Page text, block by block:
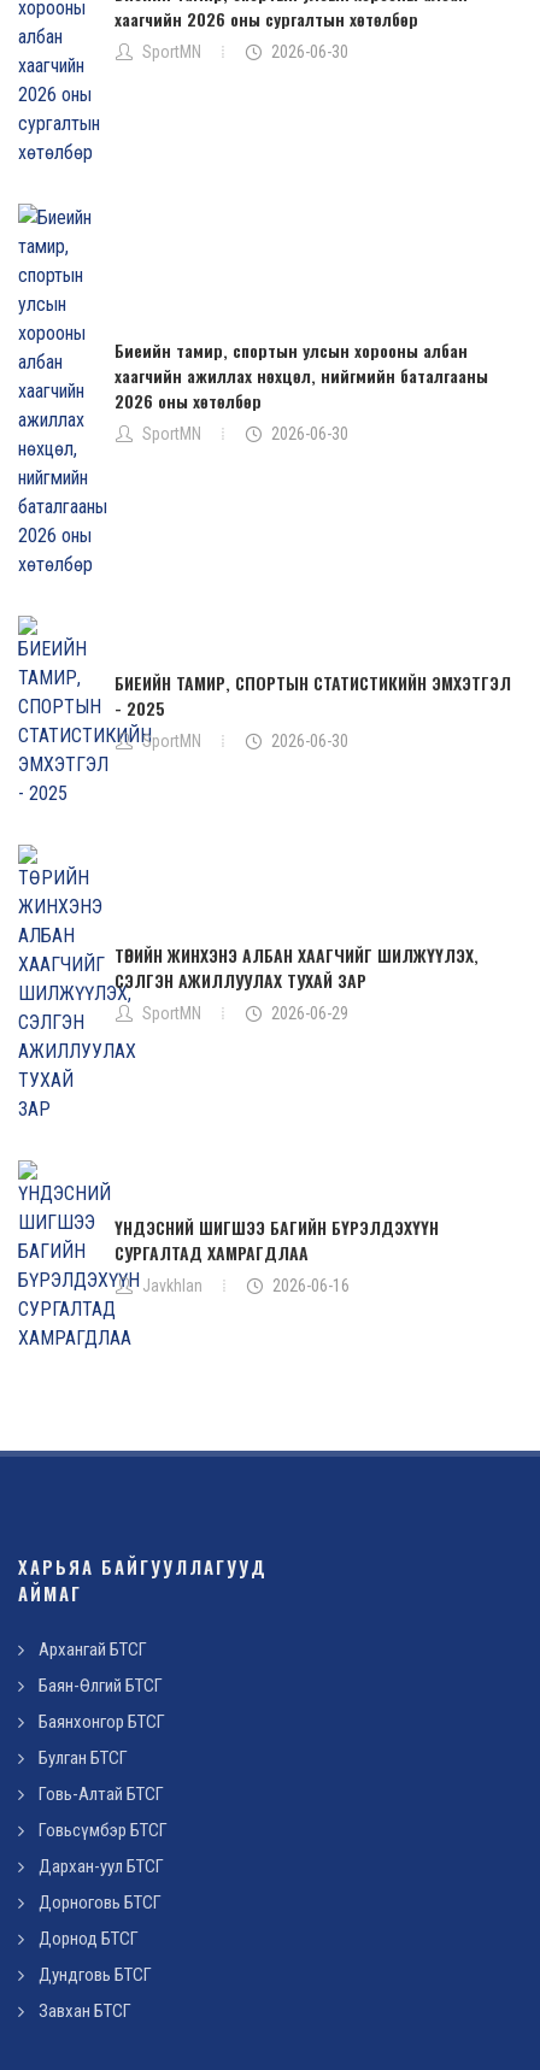
хаагчийн 2026 оны сургалтын хөтөлбөр
SportMN 2026-06-30
Биеийн тамир, спортын улсын хорооны албан
хаагчийн ажиллах нөхцөл, нийгмийн баталгааны
2026 оны хөтөлбөр
SportMN 2026-06-30
БИЕИЙН ТАМИР, СПОРТЫН СТАТИСТИКИЙН ЭМХЭТГЭЛ
- 2025
SportMN 2026-06-30
ТӨРИЙН ЖИНХЭНЭ АЛБАН ХААГЧИЙГ ШИЛЖҮҮЛЭХ,
СЭЛГЭН АЖИЛЛУУЛАХ ТУХАЙ ЗАР
SportMN 2026-06-29
ҮНДЭСНИЙ ШИГШЭЭ БАГИЙН БҮРЭЛДЭХҮҮН
СУРГАЛТАД ХАМРАГДЛАА
Javkhlan 2026-06-16
ХАРЬЯА БАЙГУУЛЛАГУУД
АЙМАГ
Архангай БТСГ
Баян-Өлгий БТСГ
Баянхонгор БТСГ
Булган БТСГ
Говь-Алтай БТСГ
Говьсүмбэр БТСГ
Дархан-уул БТСГ
Дорноговь БТСГ
Дорнод БТСГ
Дундговь БТСГ
Завхан БТСГ